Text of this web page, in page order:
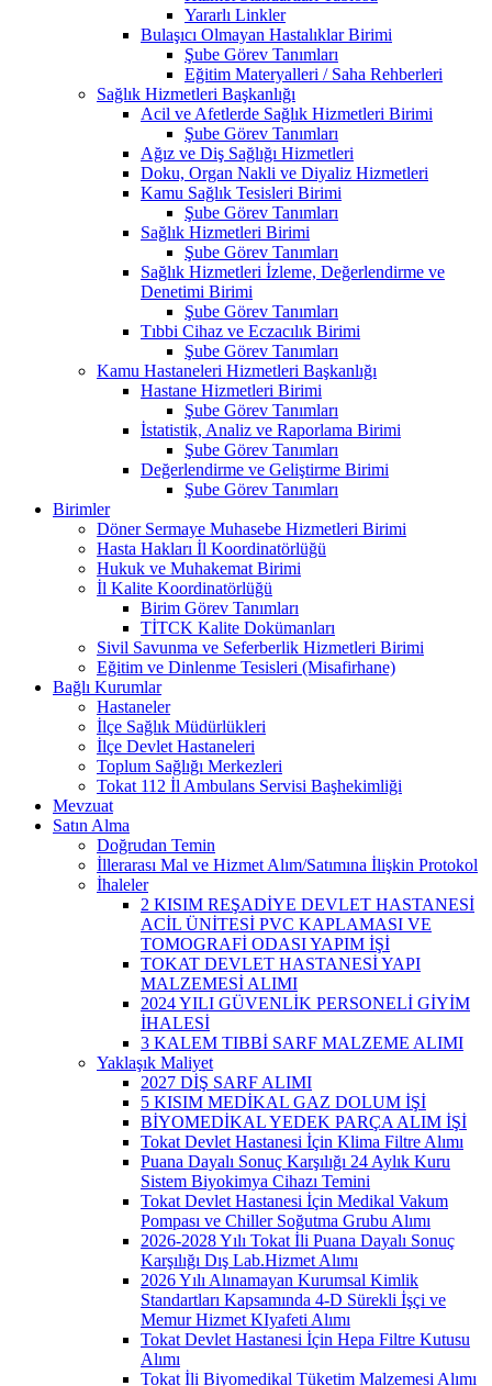
Yararlı Linkler
Bulaşıcı Olmayan Hastalıklar Birimi
Şube Görev Tanımları
Eğitim Materyalleri / Saha Rehberleri
Sağlık Hizmetleri Başkanlığı
Acil ve Afetlerde Sağlık Hizmetleri Birimi
Şube Görev Tanımları
Ağız ve Diş Sağlığı Hizmetleri
Doku, Organ Nakli ve Diyaliz Hizmetleri
Kamu Sağlık Tesisleri Birimi
Şube Görev Tanımları
Sağlık Hizmetleri Birimi
Şube Görev Tanımları
Sağlık Hizmetleri İzleme, Değerlendirme ve
Denetimi Birimi
Şube Görev Tanımları
Tıbbi Cihaz ve Eczacılık Birimi
Şube Görev Tanımları
Kamu Hastaneleri Hizmetleri Başkanlığı
Hastane Hizmetleri Birimi
Şube Görev Tanımları
İstatistik, Analiz ve Raporlama Birimi
Şube Görev Tanımları
Değerlendirme ve Geliştirme Birimi
Şube Görev Tanımları
Birimler
Döner Sermaye Muhasebe Hizmetleri Birimi
Hasta Hakları İl Koordinatörlüğü
Hukuk ve Muhakemat Birimi
İl Kalite Koordinatörlüğü
Birim Görev Tanımları
TİTCK Kalite Dokümanları
Sivil Savunma ve Seferberlik Hizmetleri Birimi
Eğitim ve Dinlenme Tesisleri (Misafirhane)
Bağlı Kurumlar
Hastaneler
İlçe Sağlık Müdürlükleri
İlçe Devlet Hastaneleri
Toplum Sağlığı Merkezleri
Tokat 112 İl Ambulans Servisi Başhekimliği
Mevzuat
Satın Alma
Doğrudan Temin
İllerarası Mal ve Hizmet Alım/Satımına İlişkin Protokol
İhaleler
2 KISIM REŞADİYE DEVLET HASTANESİ
ACİL ÜNİTESİ PVC KAPLAMASI VE
TOMOGRAFİ ODASI YAPIM İŞİ
TOKAT DEVLET HASTANESİ YAPI
MALZEMESİ ALIMI
2024 YILI GÜVENLİK PERSONELİ GİYİM
İHALESİ
3 KALEM TIBBİ SARF MALZEME ALIMI
Yaklaşık Maliyet
2027 DİŞ SARF ALIMI
5 KISIM MEDİKAL GAZ DOLUM İŞİ
BİYOMEDİKAL YEDEK PARÇA ALIM İŞİ
Tokat Devlet Hastanesi İçin Klima Filtre Alımı
Puana Dayalı Sonuç Karşılığı 24 Aylık Kuru
Sistem Biyokimya Cihazı Temini
Tokat Devlet Hastanesi İçin Medikal Vakum
Pompası ve Chiller Soğutma Grubu Alımı
2026-2028 Yılı Tokat İli Puana Dayalı Sonuç
Karşılığı Dış Lab.Hizmet Alımı
2026 Yılı Alınamayan Kurumsal Kimlik
Standartları Kapsamında 4-D Sürekli İşçi ve
Memur Hizmet KIyafeti Alımı
Tokat Devlet Hastanesi İçin Hepa Filtre Kutusu
Alımı
Tokat İli Biyomedikal Tüketim Malzemesi Alımı